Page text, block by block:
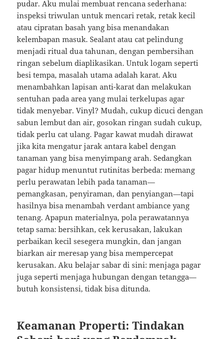
pudar. Aku mulai membuat rencana sederhana:
inspeksi triwulan untuk mencari retak, retak kecil
atau cipratan basah yang bisa menandakan
kelembapan masuk. Sealant atau cat pelindung
menjadi ritual dua tahunan, dengan pembersihan
ringan sebelum diaplikasikan. Untuk logam seperti
besi tempa, masalah utama adalah karat. Aku
menambahkan lapisan anti-karat dan melakukan
sentuhan pada area yang mulai terkelupas agar
tidak menyebar. Vinyl? Mudah, cukup dicuci dengan
sabun lembut dan air, gosokan ringan sudah cukup,
tidak perlu cat ulang. Pagar kawat mudah dirawat
jika kita mengatur jarak antara kabel dengan
tanaman yang bisa menyimpang arah. Sedangkan
pagar hidup menuntut rutinitas berbeda: memang
perlu perawatan lebih pada tanaman—
pemangkasan, penyiraman, dan penyiangan—tapi
hasilnya bisa menambah verdant ambiance yang
tenang. Apapun materialnya, pola perawatannya
tetap sama: bersihkan, cek kerusakan, lakukan
perbaikan kecil sesegera mungkin, dan jangan
biarkan air meresap yang bisa mempercepat
kerusakan. Aku belajar sabar di sini: menjaga pagar
juga seperti menjaga hubungan dengan tetangga—
butuh konsistensi, tidak bisa ditunda.
Keamanan Properti: Tindakan